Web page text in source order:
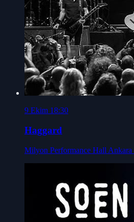
9 Ekim 18:30
Haggard
Milyon Performance Hall Ankara